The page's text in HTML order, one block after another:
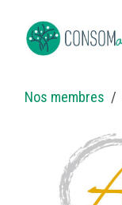
Nos membres